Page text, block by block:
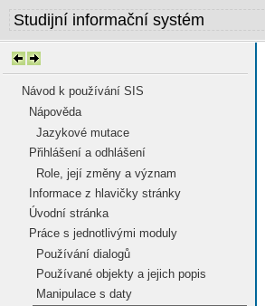
Návod k používání SIS
Nápověda
Jazykové mutace
Přihlášení a odhlášení
Role, její změny a význam
Informace z hlavičky stránky
Úvodní stránka
Práce s jednotlivými moduly
Používání dialogů
Používané objekty a jejich popis
Manipulace s daty